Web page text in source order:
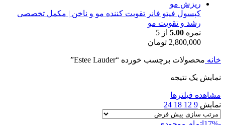
کپسول فیتو فانر تقویت کننده مو و ناخن | مکمل تخصصی
رشد و تقویت مو
نمره 5.00 از 5
2,800,000 تومان
خانه محصولات برچسب خورده “Estee Lauder”
نمایش یک نتیجه
مشاهده فیلترها
نمایش 9
12
18
24